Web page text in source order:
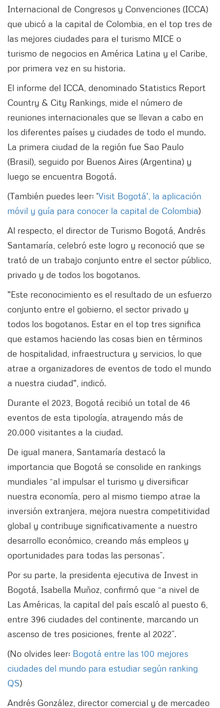
Internacional de Congresos y Convenciones (ICCA)
que ubicó a la capital de Colombia, en el top tres de
las mejores ciudades para el turismo MICE o
turismo de negocios en América Latina y el Caribe,
por primera vez en su historia.
El informe del ICCA, denominado Statistics Report
Country & City Rankings, mide el número de
reuniones internacionales que se llevan a cabo en
los diferentes países y ciudades de todo el mundo.
La primera ciudad de la región fue Sao Paulo
(Brasil), seguido por Buenos Aires (Argentina) y
luego se encuentra Bogotá.
(También puedes leer: 'Visit Bogotá', la aplicación
móvil y guía para conocer la capital de Colombia)
Al respecto, el director de Turismo Bogotá, Andrés
Santamaría, celebró este logro y reconoció que se
trató de un trabajo conjunto entre el sector público,
privado y de todos los bogotanos.
"Este reconocimiento es el resultado de un esfuerzo
conjunto entre el gobierno, el sector privado y
todos los bogotanos. Estar en el top tres significa
que estamos haciendo las cosas bien en términos
de hospitalidad, infraestructura y servicios, lo que
atrae a organizadores de eventos de todo el mundo
a nuestra ciudad", indicó.
Durante el 2023, Bogotá recibió un total de 46
eventos de esta tipología, atrayendo más de
20.000 visitantes a la ciudad.
De igual manera, Santamaría destacó la
importancia que Bogotá se consolide en rankings
mundiales “al impulsar el turismo y diversificar
nuestra economía, pero al mismo tiempo atrae la
inversión extranjera, mejora nuestra competitividad
global y contribuye significativamente a nuestro
desarrollo económico, creando más empleos y
oportunidades para todas las personas”.
Por su parte, la presidenta ejecutiva de Invest in
Bogotá, Isabella Muñoz, confirmó que “a nivel de
Las Américas, la capital del país escaló al puesto 6,
entre 396 ciudades del continente, marcando un
ascenso de tres posiciones, frente al 2022”.
(No olvides leer: Bogotá entre las 100 mejores
ciudades del mundo para estudiar según ranking
QS)
Andrés González, director comercial y de mercadeo